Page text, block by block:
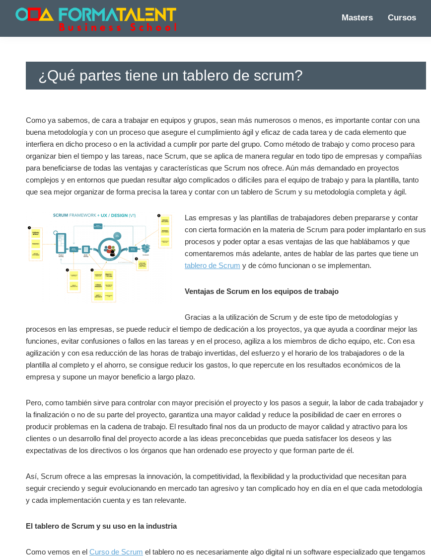
Cursos
Master
Madrid
Master
Madrid
Masters Cursos
¿Qué partes tiene un tablero de scrum?
Como ya sabemos, de cara a trabajar en equipos y grupos, sean más numerosos o menos, es importante contar con una
buena metodología y con un proceso que asegure el cumplimiento ágil y eficaz de cada tarea y de cada elemento que
interfiera en dicho proceso o en la actividad a cumplir por parte del grupo. Como método de trabajo y como proceso para
organizar bien el tiempo y las tareas, nace Scrum, que se aplica de manera regular en todo tipo de empresas y compañías
para beneficiarse de todas las ventajas y características que Scrum nos ofrece. Aún más demandado en proyectos
complejos y en entornos que puedan resultar algo complicados o difíciles para el equipo de trabajo y para la plantilla, tanto
que sea mejor organizar de forma precisa la tarea y contar con un tablero de Scrum y su metodología completa y ágil.
Las empresas y las plantillas de trabajadores deben prepararse y contar
con cierta formación en la materia de Scrum para poder implantarlo en sus
procesos y poder optar a esas ventajas de las que hablábamos y que
comentaremos más adelante, antes de hablar de las partes que tiene un
tablero de Scrum y de cómo funcionan o se implementan.
Ventajas de Scrum en los equipos de trabajo
Gracias a la utilización de Scrum y de este tipo de metodologías y
procesos en las empresas, se puede reducir el tiempo de dedicación a los proyectos, ya que ayuda a coordinar mejor las
funciones, evitar confusiones o fallos en las tareas y en el proceso, agiliza a los miembros de dicho equipo, etc. Con esa
agilización y con esa reducción de las horas de trabajo invertidas, del esfuerzo y el horario de los trabajadores o de la
plantilla al completo y el ahorro, se consigue reducir los gastos, lo que repercute en los resultados económicos de la
empresa y supone un mayor beneficio a largo plazo.
Pero, como también sirve para controlar con mayor precisión el proyecto y los pasos a seguir, la labor de cada trabajador y
la finalización o no de su parte del proyecto, garantiza una mayor calidad y reduce la posibilidad de caer en errores o
producir problemas en la cadena de trabajo. El resultado final nos da un producto de mayor calidad y atractivo para los
clientes o un desarrollo final del proyecto acorde a las ideas preconcebidas que pueda satisfacer los deseos y las
expectativas de los directivos o los órganos que han ordenado ese proyecto y que forman parte de él.
Así, Scrum ofrece a las empresas la innovación, la competitividad, la flexibilidad y la productividad que necesitan para
seguir creciendo y seguir evolucionando en mercado tan agresivo y tan complicado hoy en día en el que cada metodología
y cada implementación cuenta y es tan relevante.
El tablero de Scrum y su uso en la industria
Como vemos en el Curso de Scrum el tablero no es necesariamente algo digital ni un software especializado que tengamos